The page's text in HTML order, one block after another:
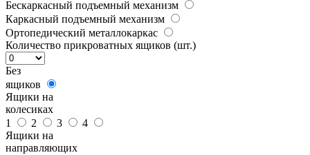
Бескаркасный подъемный механизм
Каркасный подъемный механизм
Ортопедический металлокаркас
Количество прикроватных ящиков (шт.)
Без
ящиков
Ящики на
колесиках
1
2 3
4
Ящики на
направляющих